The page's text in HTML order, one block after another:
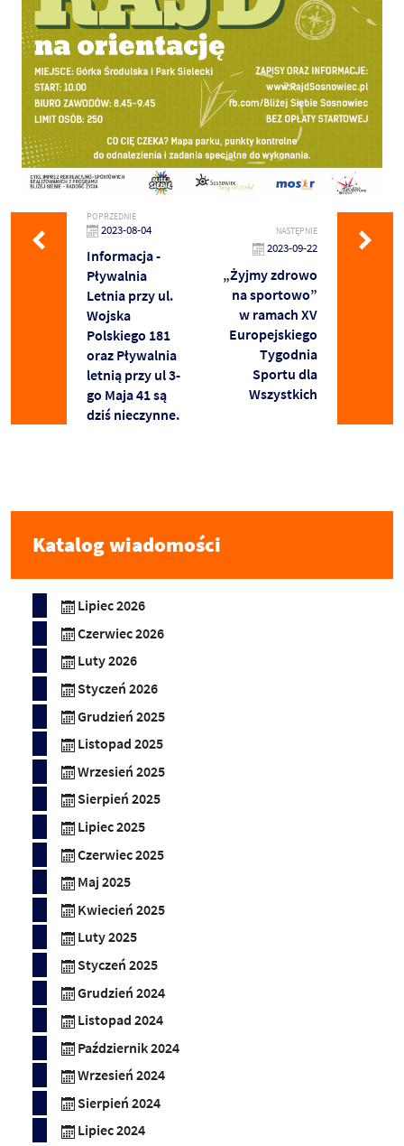
POPRZEDNIE
2023-08-04
Informacja -
Pływalnia
Letnia przy ul.
Wojska
Polskiego 181
oraz Pływalnia
letnią przy ul 3-
go Maja 41 są
dziś nieczynne.
NASTĘPNIE
2023-09-22
„Żyjmy zdrowo
na sportowo”
w ramach XV
Europejskiego
Tygodnia
Sportu dla
Wszystkich
Katalog wiadomości
Lipiec 2026
Czerwiec 2026
Luty 2026
Styczeń 2026
Grudzień 2025
Listopad 2025
Wrzesień 2025
Sierpień 2025
Lipiec 2025
Czerwiec 2025
Maj 2025
Kwiecień 2025
Luty 2025
Styczeń 2025
Grudzień 2024
Listopad 2024
Październik 2024
Wrzesień 2024
Sierpień 2024
Lipiec 2024